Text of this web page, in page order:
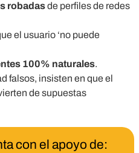
robadasde perfiles de redes
el usuario ‘no puede
100% naturales.
falsos, insisten en que el
de supuestas
con el apoyo de: